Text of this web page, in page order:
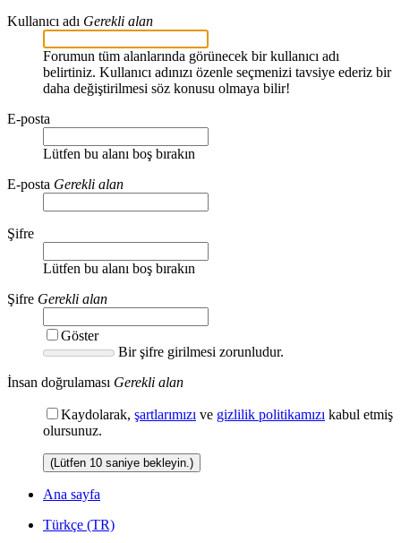
Kullanıcı adı Gerekli alan
Forumun tüm alanlarında görünecek bir kullanıcı adı
belirtiniz. Kullanıcı adınızı özenle seçmenizi tavsiye ederiz bir
daha değiştirilmesi söz konusu olmaya bilir!
E-posta
Lütfen bu alanı boş bırakın
E-posta Gerekli alan
Şifre
Lütfen bu alanı boş bırakın
Şifre Gerekli alan
Göster
Bir şifre girilmesi zorunludur.
İnsan doğrulaması Gerekli alan
Kaydolarak, şartlarımızı ve gizlilik politikamızı kabul etmiş
olursunuz.
(Lütfen 10 saniye bekleyin.)
Ana sayfa
Türkçe (TR)